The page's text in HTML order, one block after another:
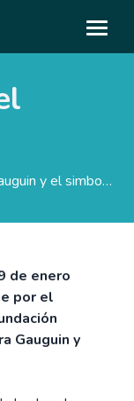
Paul Gauguin y el simbolismo
de enero
por el
Gauguin y